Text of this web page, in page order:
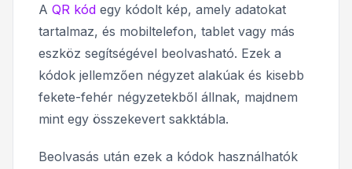
A QR kód egy kódolt kép, amely adatokat
tartalmaz, és mobiltelefon, tablet vagy más
eszköz segítségével beolvasható. Ezek a
kódok jellemzően négyzet alakúak és kisebb
fekete-fehér négyzetekből állnak, majdnem
mint egy összekevert sakktábla.
Beolvasás után ezek a kódok használhatók